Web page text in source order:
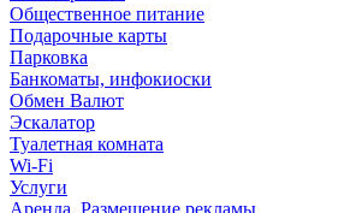
Общественное питание
Подарочные карты
Парковка
Банкоматы, инфокиоски
Обмен Валют
Эскалатор
Туалетная комната
Wi-Fi
Услуги
Аренда, Размещение рекламы